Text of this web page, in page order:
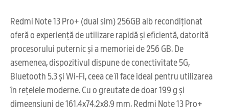
Redmi Note 13 Pro+ (dual sim) 256GB alb recondiționat
oferă o experiență de utilizare rapidă și eficientă, datorită
procesorului puternic și a memoriei de 256 GB. De
asemenea, dispozitivul dispune de conectivitate 5G,
Bluetooth 5.3 și Wi-Fi, ceea ce îl face ideal pentru utilizarea
în rețelele moderne. Cu o greutate de doar 199 g și
dimeensiuni de 161,4x74,2x8,9 mm, Redmi Note 13 Pro+